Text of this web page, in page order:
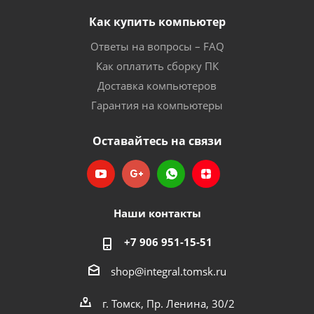
Как купить компьютер
Ответы на вопросы – FAQ
Как оплатить сборку ПК
Доставка компьютеров
Гарантия на компьютеры
Оставайтесь на связи
Наши контакты
+7 906 951-15-51
shop@integral.tomsk.ru
г. Томск, Пр. Ленина, 30/2